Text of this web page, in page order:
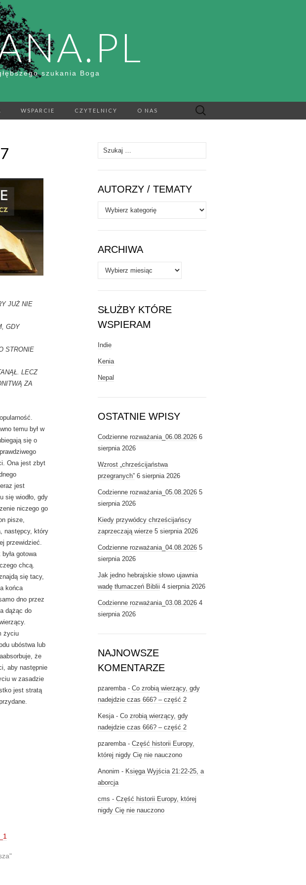
szukania Boga
WSPARCIE CZYTELNICY O NAS Szukaj:
JUŻ NIE
GDY
STRONIE
LECZ
ZA
temu był w
się o
Ona jest zbyt
jest
się wiodło, gdy
niczego go
pisze,
następcy, który
przewidzieć.
gotowa
chcą.
się tacy,
końca
dno przez
dążąc do
życiu
ubóstwa lub
że
aby następnie
w zasadzie
jest stratą
Szukaj:
AUTORZY / TEMATY
Autorzy
/
Tematy
ARCHIWA
Archiwa
SŁUŻBY KTÓRE
WSPIERAM
Indie
Kenia
Nepal
OSTATNIE WPISY
Codzienne rozważania_06.08.2026 6
sierpnia 2026
Wzrost „chrześcijaństwa
przegranych” 6 sierpnia 2026
Codzienne rozważania_05.08.2026 5
sierpnia 2026
Kiedy przywódcy chrześcijańscy
zaprzeczają wierze 5 sierpnia 2026
Codzienne rozważania_04.08.2026 5
sierpnia 2026
Jak jedno hebrajskie słowo ujawnia
wadę tłumaczeń Biblii 4 sierpnia 2026
Codzienne rozważania_03.08.2026 4
sierpnia 2026
NAJNOWSZE
KOMENTARZE
pzaremba- Co zrobią wierzący, gdy
nadejdzie czas 666? – część 2
Kesja- Co zrobią wierzący, gdy
nadejdzie czas 666? – część 2
pzaremba- Część historii Europy,
której nigdy Cię nie nauczono
Anonim - Księga Wyjścia 21:22-25, a
aborcja
cms - Część historii Europy, której
nigdy Cię nie nauczono